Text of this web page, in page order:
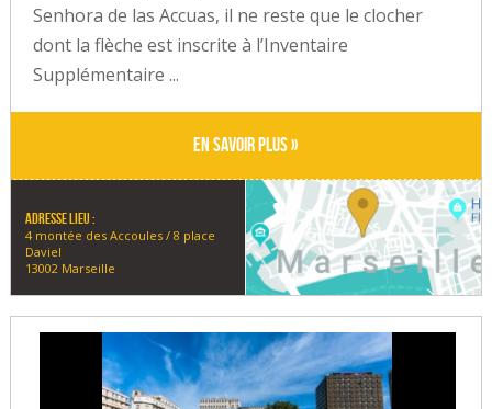
Senhora de las Accuas, il ne reste que le clocher
dont la flèche est inscrite à l’Inventaire
Supplémentaire ...
En savoir plus »
Adresse lieu :
4 montée des Accoules / 8 place
Daviel
13002 Marseille